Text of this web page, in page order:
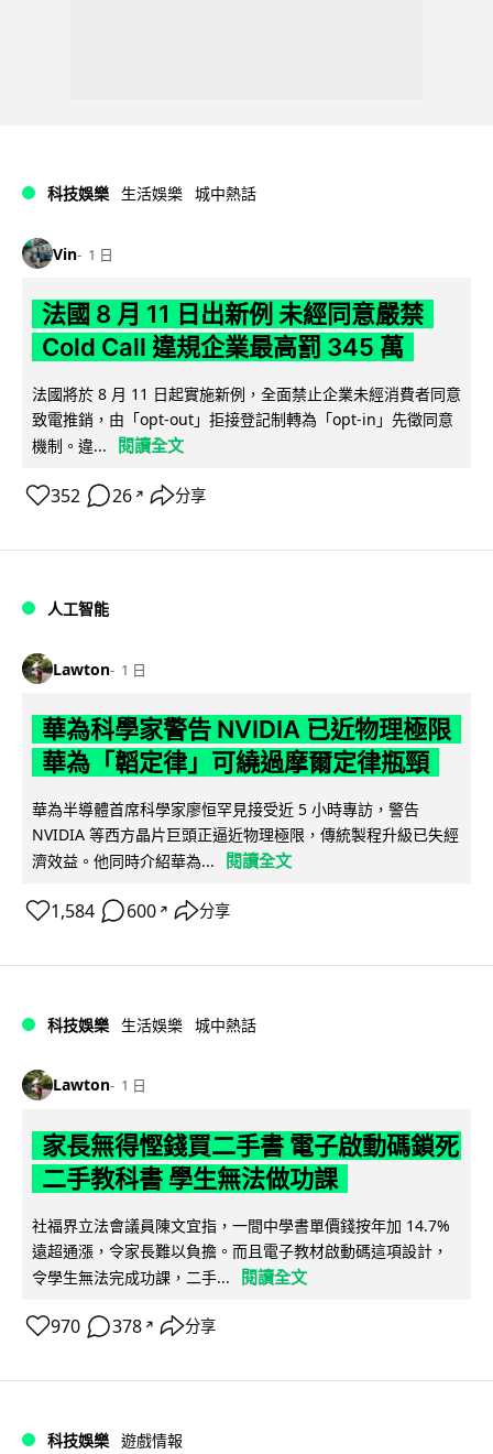
科技娛樂 生活娛樂 城中熱話
Vin 1 日
法國 8 月 11 日出新例 未經同意嚴禁
Cold Call 違規企業最高罰 345 萬
法國將於 8 月 11 日起實施新例，全面禁止企業未經消費者同意
致電推銷，由「opt-out」拒接登記制轉為「opt-in」先徵同意
機制。違...
閱讀全文
352 26 ↗ 分享
人工智能
Lawton 1 日
華為科學家警告 NVIDIA 已近物理極限
華為「韜定律」可繞過摩爾定律瓶頸
華為半導體首席科學家廖恒罕見接受近 5 小時專訪，警告
NVIDIA 等西方晶片巨頭正逼近物理極限，傳統製程升級已失經
濟效益。他同時介紹華為...
閱讀全文
1,584 600 ↗ 分享
科技娛樂 生活娛樂 城中熱話
Lawton 1 日
家長無得慳錢買二手書 電子啟動碼鎖死
二手教科書 學生無法做功課
社福界立法會議員陳文宜指，一間中學書單價錢按年加 14.7%
遠超通漲，令家長難以負擔。而且電子教材啟動碼這項設計，
令學生無法完成功課，二手...
閱讀全文
970 378 ↗ 分享
科技娛樂 遊戲情報